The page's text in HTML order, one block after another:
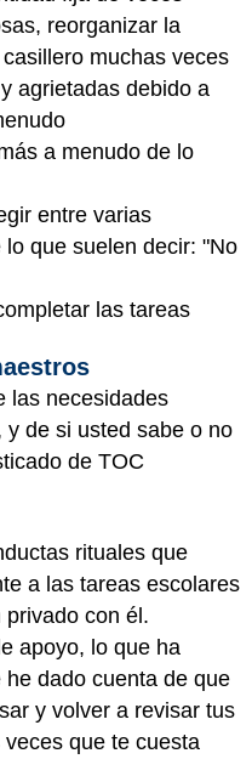
reorganizar la
muchas veces
agrietadas debido a
a menudo de lo
entre varias
que suelen decir: "No
las tareas
las necesidades
de si usted sabe o no
de TOC
rituales que
a las tareas escolares
con él.
apoyo, lo que ha
dado cuenta de que
y volver a revisar tus
que te cuesta